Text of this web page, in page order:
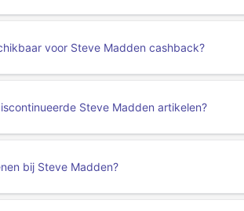
voor Steve Madden cashback?
Steve Madden artikelen?
bij Steve Madden?